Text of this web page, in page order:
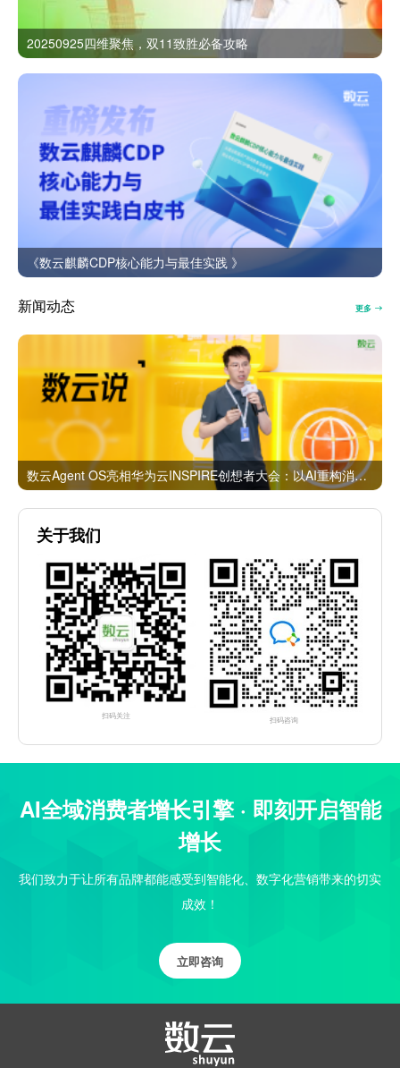
20250925四维聚焦，双11致胜必备攻略
《数云麒麟CDP核心能力与最佳实践 》
新闻动态 更多
数云Agent OS亮相华为云INSPIRE创想者大会：以AI重构消费者运营与零售营销新范式
关于我们
扫码关注 扫码咨询
AI全域消费者增长引擎 · 即刻开启智能
增长
我们致力于让所有品牌都能感受到智能化、数字化营销带来的切实
成效！
立即咨询